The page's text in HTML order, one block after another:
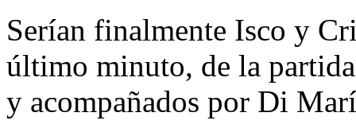
Serían finalmente Isco y
último minuto, de la
y acompañados por Di